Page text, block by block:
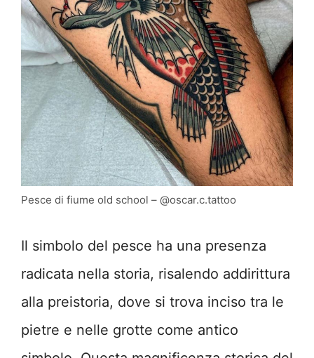
Pesce di fiume old school – @oscar.c.tattoo
Il simbolo del pesce ha una presenza
radicata nella storia, risalendo addirittura
alla preistoria, dove si trova inciso tra le
pietre e nelle grotte come antico